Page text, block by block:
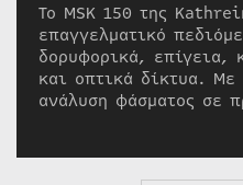
Το MSK 150 της
επαγγελματικό
δορυφορικά, επίγεια,
και οπτικά δίκτυα. Με
ανάλυση φάσματος σε